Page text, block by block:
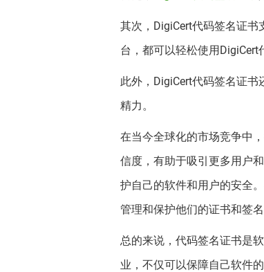
其次，DigiCert代码签名证
台，都可以轻松使用DigiCert
此外，DigiCert代码签名证
精力。
在当今全球化的市场竞争中
信度，有助于吸引更多用户
护自己的软件和用户的安全
管理和保护他们的证书和签名
总的来说，代码签名证书是
业，不仅可以保障自己软件